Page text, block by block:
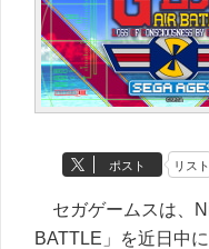
ポスト リスト
セガゲームスは、
BATTLE」を近日中